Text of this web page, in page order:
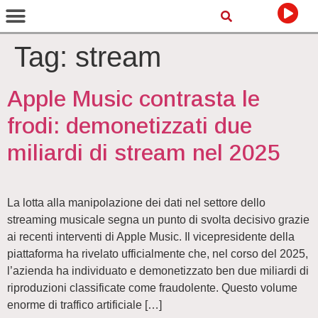
Tag: stream
Apple Music contrasta le
frodi: demonetizzati due
miliardi di stream nel 2025
La lotta alla manipolazione dei dati nel settore dello
streaming musicale segna un punto di svolta decisivo grazie
ai recenti interventi di Apple Music. Il vicepresidente della
piattaforma ha rivelato ufficialmente che, nel corso del 2025,
l’azienda ha individuato e demonetizzato ben due miliardi di
riproduzioni classificate come fraudolente. Questo volume
enorme di traffico artificiale […]